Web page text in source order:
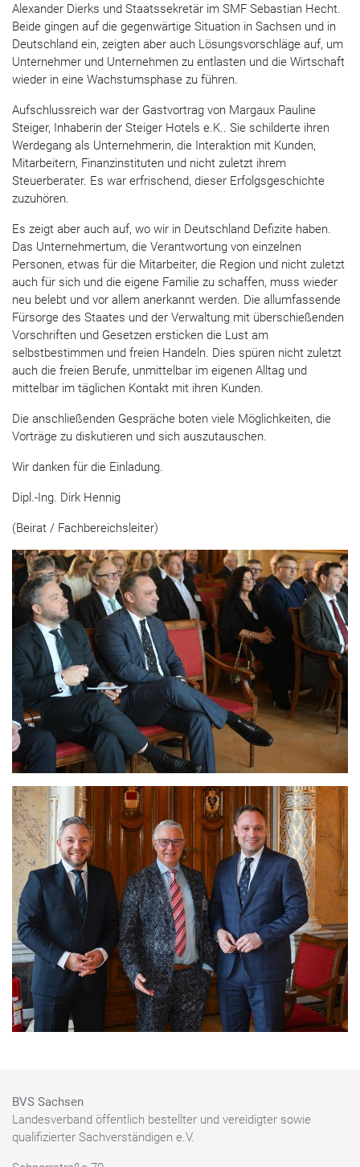
Alexander Dierks und Staatssekretär im SMF Sebastian Hecht.
Beide gingen auf die gegenwärtige Situation in Sachsen und in
Deutschland ein, zeigten aber auch Lösungsvorschläge auf, um
Unternehmer und Unternehmen zu entlasten und die Wirtschaft
wieder in eine Wachstumsphase zu führen.
Aufschlussreich war der Gastvortrag von Margaux Pauline
Steiger, Inhaberin der Steiger Hotels e.K.. Sie schilderte ihren
Werdegang als Unternehmerin, die Interaktion mit Kunden,
Mitarbeitern, Finanzinstituten und nicht zuletzt ihrem
Steuerberater. Es war erfrischend, dieser Erfolgsgeschichte
zuzuhören.
Es zeigt aber auch auf, wo wir in Deutschland Defizite haben.
Das Unternehmertum, die Verantwortung von einzelnen
Personen, etwas für die Mitarbeiter, die Region und nicht zuletzt
auch für sich und die eigene Familie zu schaffen, muss wieder
neu belebt und vor allem anerkannt werden. Die allumfassende
Fürsorge des Staates und der Verwaltung mit überschießenden
Vorschriften und Gesetzen ersticken die Lust am
selbstbestimmen und freien Handeln. Dies spüren nicht zuletzt
auch die freien Berufe, unmittelbar im eigenen Alltag und
mittelbar im täglichen Kontakt mit ihren Kunden.
Die anschließenden Gespräche boten viele Möglichkeiten, die
Vorträge zu diskutieren und sich auszutauschen.
Wir danken für die Einladung.
Dipl.-Ing. Dirk Hennig
(Beirat / Fachbereichsleiter)
BVS Sachsen
Landesverband öffentlich bestellter und vereidigter sowie
qualifizierter Sachverständigen e.V.